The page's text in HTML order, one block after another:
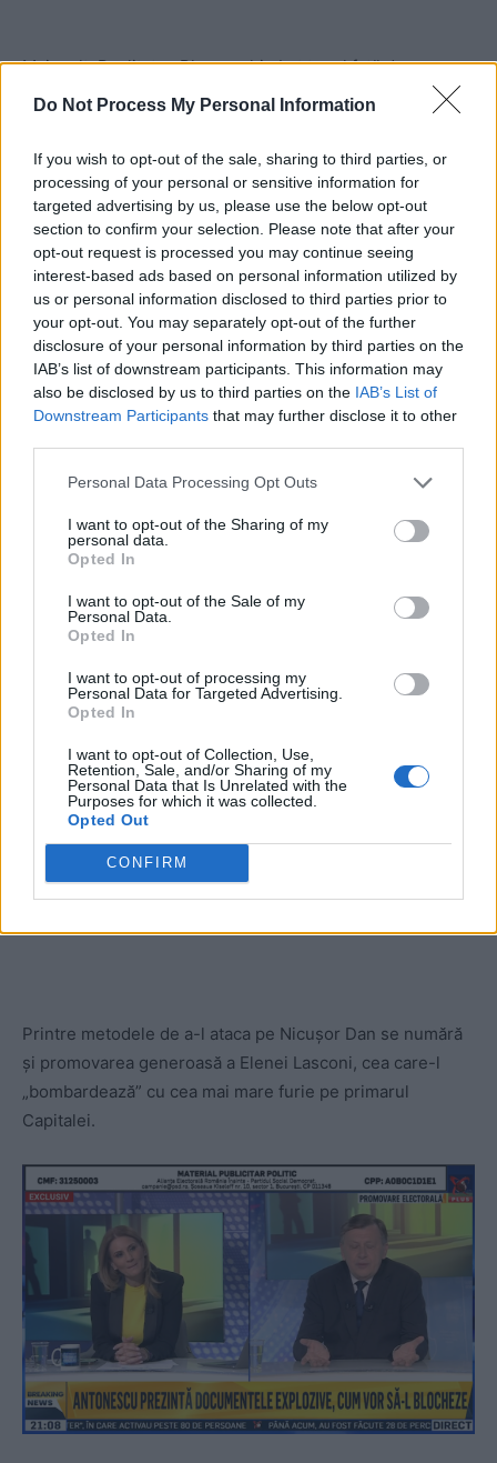
Do Not Process My Personal Information
If you wish to opt-out of the sale, sharing to third parties, or
processing of your personal or sensitive information for
targeted advertising by us, please use the below opt-out
section to confirm your selection. Please note that after your
opt-out request is processed you may continue seeing
interest-based ads based on personal information utilized by
us or personal information disclosed to third parties prior to
your opt-out. You may separately opt-out of the further
disclosure of your personal information by third parties on the
IAB’s list of downstream participants. This information may
also be disclosed by us to third parties on the IAB’s List of
Downstream Participants that may further disclose it to other
Personal Data Processing Opt Outs
I want to opt-out of the Sharing of my
personal data.
Opted In
I want to opt-out of the Sale of my
Personal Data.
Opted In
I want to opt-out of processing my
Personal Data for Targeted Advertising.
Opted In
I want to opt-out of Collection, Use,
Retention, Sale, and/or Sharing of my
Personal Data that Is Unrelated with the
Purposes for which it was collected.
Opted Out
CONFIRM
Mai mult, Realitatea Plus a schimbat tonul față de
candidatul PSD-PNL-UDMR în toate programele sale, de
Crin Antonescu, care era bubuit cu toate epitetele –
„leneș”, „chiulangiu”, „trădător”, „turnător la Securitate”,
„omul Sistemului”, „omul Bruxelles-ului”, „ascuns sub
fusta nevestei” – a devenit brusc „curajos”, „responsabil”,
chiar „victimă a Securității” și a „statului paralel”.
În plus, „la pachet”, Realitatea Plus a intensificat campania
de linșaj la adresa lui Nicușor Dan (considerat principalul
contracandidat al lui Crin Antonescu la accederea în turul
2) și la cea a lui Victor Ponta (inamicul strategic pe
De altfel, Realitatea Plus și-a setat deja finala
prezidențială mult dorită:
vor și AUR, și PSD!
ad
Printre metodele de a-l ataca pe Nicușor Dan se numără
și promovarea generoasă a Elenei Lasconi, cea care-l
„bombardează” cu cea mai mare furie pe primarul
Capitalei.